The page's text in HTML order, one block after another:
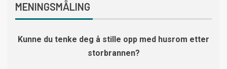
MENINGSMÅLING
Kunne du tenke deg å stille opp med husrom etter
storbrannen?